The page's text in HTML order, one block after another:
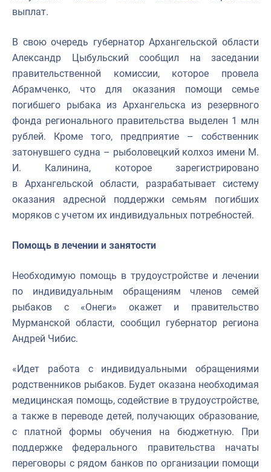
выплат.
В свою очередь губернатор Архангельской области
Александр Цыбульский сообщил на заседании
правительственной комиссии, которое провела
Абрамченко, что для оказания помощи семье
погибшего рыбака из Архангельска из резервного
фонда регионального правительства выделен 1 млн
рублей. Кроме того, предприятие – собственник
затонувшего судна – рыболовецкий колхоз имени М.
И. Калинина, которое зарегистрировано
в Архангельской области, разрабатывает систему
оказания адресной поддержки семьям погибших
моряков с учетом их индивидуальных потребностей.
Помощь в лечении и занятости
Необходимую помощь в трудоустройстве и лечении
по индивидуальным обращениям членов семей
рыбаков с «Онеги» окажет и правительство
Мурманской области, сообщил губернатор региона
Андрей Чибис.
«Идет работа с индивидуальными обращениями
родственников рыбаков. Будет оказана необходимая
медицинская помощь, содействие в трудоустройстве,
а также в переводе детей, получающих образование,
с платной формы обучения на бюджетную. При
поддержке федерального правительства начаты
переговоры с рядом банков по организации помощи